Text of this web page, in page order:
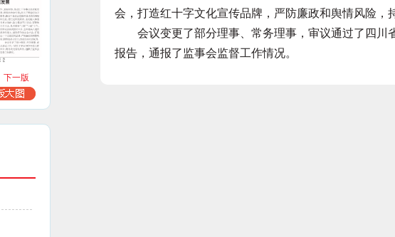
下一版
会，打造红十字文化宣传品牌，严防廉政和舆情风险，
会议变更了部分理事、常务理事，审议通过了四川
报告，通报了监事会监督工作情况。